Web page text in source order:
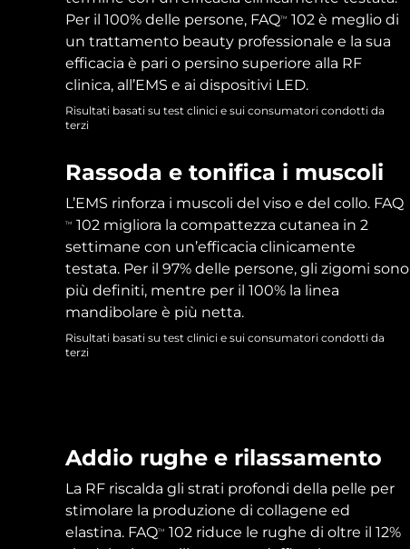
Per il 100% delle persone, FAQTM
102 è meglio di
un trattamento beauty professionale e la sua
efficacia è pari o persino superiore alla RF
clinica, all’EMS e ai dispositivi LED.
Risultati basati su test clinici e sui consumatori condotti da
terzi
Rassoda e tonifica i muscoli
L’EMS rinforza i muscoli del viso e del collo. FAQ
TM
102 migliora la compattezza cutanea in 2
settimane con un’efficacia clinicamente
testata. Per il 97% delle persone, gli zigomi sono
più definiti, mentre per il 100% la linea
mandibolare è più netta.
Risultati basati su test clinici e sui consumatori condotti da
terzi
Addio rughe e rilassamento
La RF riscalda gli strati profondi della pelle per
stimolare la produzione di collagene ed
elastina. FAQTM
102 riduce le rughe di oltre il 12%
LUNA™ 4 mini
For young skin, T-zone
For travel or gym bag
Skincare LUNA™
Premium cleansers & balm
Dispositivi LUNA™
All facial cleansing devices
Skincare rassodante
Premium anti-aging skincare
All premium facelift devices
Near-infrared and red light therapy device
UFO™ 3 mini
UFO™ 3 go
Portable red light therapy
Maschere
Rejuvenation & hydration
Dispositivi UFO™
Smart hybrid silicone sonic toothbrush
issa™ 4 smile
issa™ 4 baby
For ages 0-3
issa™ Teeth Whitening Set
Dual LED + sonic device & 18% PAP gel
Dispositivi ISSA™
Anti-age
FAQ™ 101
Clinical anti-aging
FAQ™ 102
Advanced clinical anti-aging
FAQ™ 103
Luxurious clinical anti-aging set
FAQ™ P1 Primer
FAQ™ prodotti
All anti-aging treatments
Trattamenti LED
FAQ™ 201
FAQ™ 202
LED mask
FAQ™ 211
Anti-aging neck & décolleté LED mask
FAQ™ 221
FAQ™ prodotti
All LED treatments
FAQ™ 301
LED hair strengthening scalp massager
FAQ™ Scalp Serum
Scalp recovery probiotic serum
Skincare FAQ™
All hair treatments
NEW
FAQ™ 501
Full-Spectrum Red Light Therapy
FAQ™ 502
Full-Spectrum Red Light Therapy
All FAQ™ skincare
FAQ™ products
All toning treatments
Integratori
TRATTAMENTI SPECIALI
PEACH™ 2 Pro Max
Professional IPL hair removal device
PEACH™ 2
BEAR™ 2 body
Microcurrent body toning
LUNA™ 4 body
Trattamento anti-
acne
Contorno occhi